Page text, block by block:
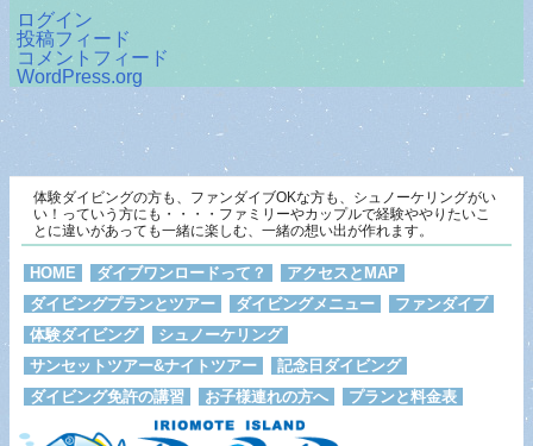
ログイン
投稿フィード
コメントフィード
WordPress.org
体験ダイビングの方も、ファンダイブOKな方も、シュノーケリングがい
い！っていう方にも・・・・ファミリーやカップルで経験ややりたいこ
とに違いがあっても一緒に楽しむ、一緒の想い出が作れます。
HOME ダイブワンロードって？
アクセスとMAP
ダイビングプランとツアー
ダイビングメニュー
ファンダイブ
体験ダイビング
シュノーケリング
サンセットツアー&ナイトツアー
記念日ダイビング
ダイビング免許の講習
お子様連れの方へ プランと料金表